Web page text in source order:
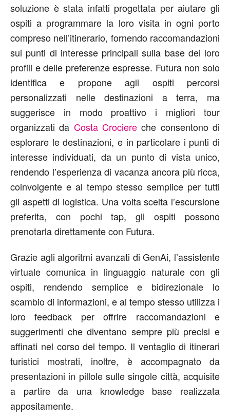
soluzione è stata infatti progettata per aiutare gli
ospiti a programmare la loro visita in ogni porto
compreso nell’itinerario, fornendo raccomandazioni
sui punti di interesse principali sulla base dei loro
profili e delle preferenze espresse. Futura non solo
identifica e propone agli ospiti percorsi
personalizzati nelle destinazioni a terra, ma
suggerisce in modo proattivo i migliori tour
organizzati da Costa Crociere che consentono di
esplorare le destinazioni, e in particolare i punti di
interesse individuati, da un punto di vista unico,
rendendo l’esperienza di vacanza ancora più ricca,
coinvolgente e al tempo stesso semplice per tutti
gli aspetti di logistica. Una volta scelta l’escursione
preferita, con pochi tap, gli ospiti possono
prenotarla direttamente con Futura.
Grazie agli algoritmi avanzati di GenAi, l’assistente
virtuale comunica in linguaggio naturale con gli
ospiti, rendendo semplice e bidirezionale lo
scambio di informazioni, e al tempo stesso utilizza i
loro feedback per offrire raccomandazioni e
suggerimenti che diventano sempre più precisi e
affinati nel corso del tempo. Il ventaglio di itinerari
turistici mostrati, inoltre, è accompagnato da
presentazioni in pillole sulle singole città, acquisite
a partire da una knowledge base realizzata
appositamente.